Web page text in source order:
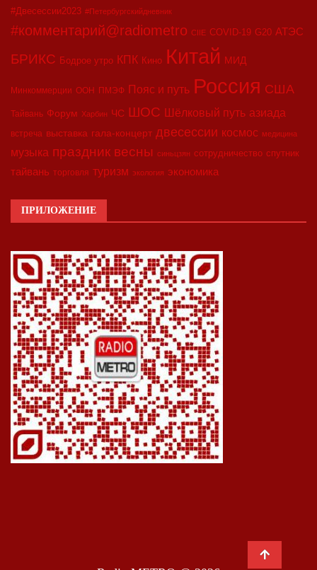
#Двесессии2023 #Петербургскийдневник
#комментарий@radiometro CIIE COVID-19 G20 АТЭС
БРИКС Бодрое утро КПК Кино Китай МИД
Минкоммерции ООН ПМЭФ Пояс и путь Россия США
Тайвань Форум Харбин ЧС ШОС Шёлковый путь азиада
встреча выставка гала-концерт двесессии космос медицина
музыка праздник весны синьцзян сотрудничество спутник
тайвань торговля туризм экология экономика
ПРИЛОЖЕНИЕ